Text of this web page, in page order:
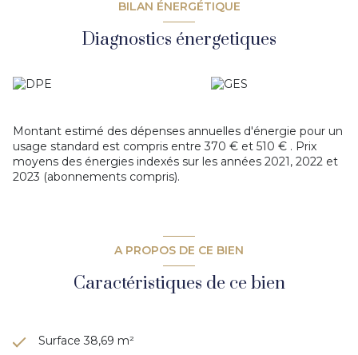
lien obtenusuite à sa création sur la plateforme sécurisée
dossierfacile.fr
BILAN ÉNERGÉTIQUE
Diagnostics énergetiques
Montant estimé des dépenses annuelles d'énergie pour un
usage standard est compris entre 370 € et 510 € . Prix
moyens des énergies indexés sur les années 2021, 2022 et
2023 (abonnements compris).
A PROPOS DE CE BIEN
Caractéristiques de ce bien
Surface 38,69 m²